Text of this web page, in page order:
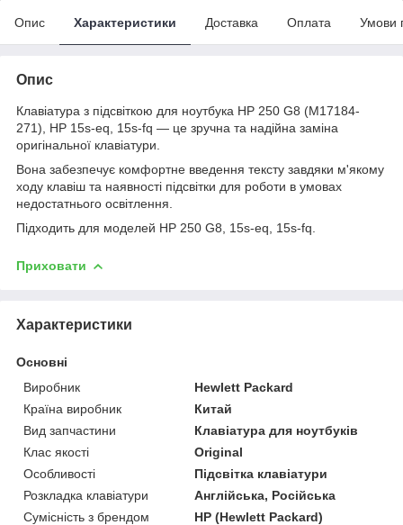
Опис Характеристики Доставка Оплата Умови
Опис
Клавіатура з підсвіткою для ноутбука HP 250 G8 (M17184-
271), HP 15s-eq, 15s-fq — це зручна та надійна заміна
оригінальної клавіатури.
Вона забезпечує комфортне введення тексту завдяки м'якому
ходу клавіш та наявності підсвітки для роботи в умовах
недостатнього освітлення.
Підходить для моделей HP 250 G8, 15s-eq, 15s-fq.
Приховати
Характеристики
Основні
Виробник
Hewlett Packard
Країна виробник
Китай
Вид запчастини
Клавіатура для ноутбуків
Клас якості
Original
Особливості
Підсвітка клавіатури
Розкладка клавіатури
Англійська, Російська
Сумісність з брендом
HP (Hewlett Packard)